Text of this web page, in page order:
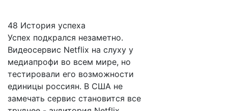
48 История успеха
Успех подкрался незаметно.
Видеосервис Netflix на слуху у
медиапрофи во всем мире, но
тестировали его возможности
единицы россиян. В США не
замечать сервис становится все